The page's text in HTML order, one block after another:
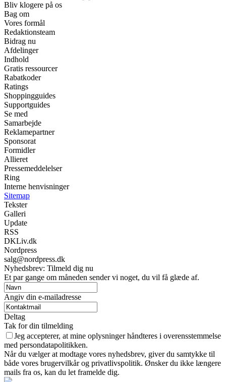
Bliv klogere på os
Bag om
Vores formål
Redaktionsteam
Bidrag nu
Afdelinger
Indhold
Gratis ressourcer
Rabatkoder
Ratings
Shoppingguides
Supportguides
Se med
Samarbejde
Reklamepartner
Sponsorat
Formidler
Allieret
Pressemeddelelser
Ring
Interne henvisninger
Sitemap
Tekster
Galleri
Update
RSS
DKLiv.dk
Nordpress
salg@nordpress.dk
Nyhedsbrev: Tilmeld dig nu
Et par gange om måneden sender vi noget, du vil få glæde af.
Angiv din e-mailadresse
Deltag
Tak for din tilmelding
Jeg accepterer, at mine oplysninger håndteres i overensstemmelse
med persondatapolitikken.
Når du vælger at modtage vores nyhedsbrev, giver du samtykke til
både vores brugervilkår og privatlivspolitik. Ønsker du ikke længere
mails fra os, kan du let framelde dig.